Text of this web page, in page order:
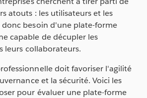
atouts : les utilisateurs et les
donc besoin d'une plate-forme
capable de décupler les
leurs collaborateurs.
doit favoriser l'agilité
et la sécurité. Voici les
pour évaluer une plate-forme